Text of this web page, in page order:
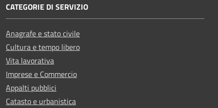
CATEGORIE DI SERVIZIO
Anagrafe e stato civile
Cultura e tempo libero
Vita lavorativa
Imprese e Commercio
Appalti pubblici
Catasto e urbanistica